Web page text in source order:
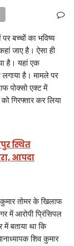
बच्चों का भविष्य
जाए है। ऐसा ही
है। यहां एक
है। मामले पर
पोक्सो एक्ट में
गिरफ्तार कर लिया
स्थित
आपदा
कुमार तोमर के खिलाफ
में आरोपी प्रिंसिपल
में बताया था कि
शिव कुमार